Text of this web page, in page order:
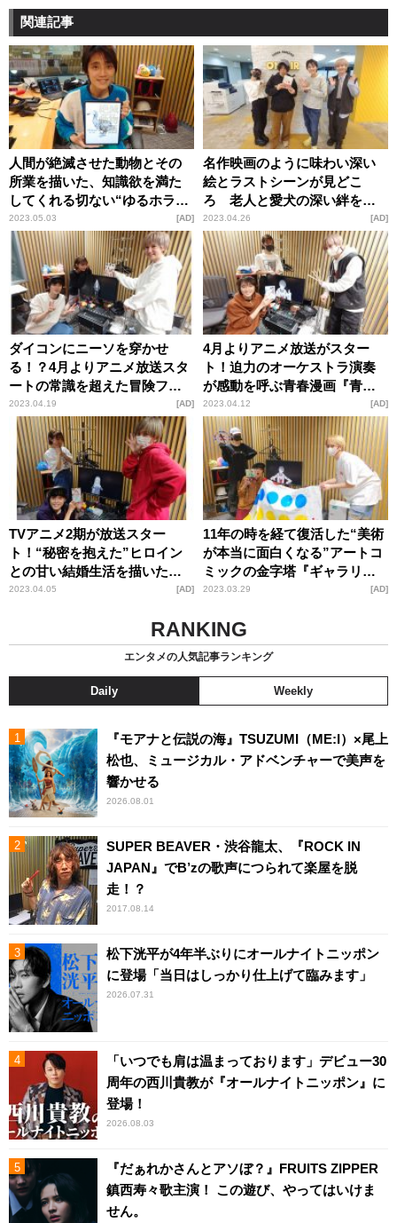
関連記事
人間が絶滅させた動物とその
所業を描いた、知識欲を満た
してくれる切ない“ゆるホラ
ー”『絶滅動物物語』の魅力
2023.05.03 AD
名作映画のように味わい深い
絵とラストシーンが見どこ
ろ 老人と愛犬の深い絆を描
く感動の終活譚『もものこ
と 愛犬と老人の最期の
日々』の魅力
2023.04.26 AD
ダイコンにニーソを穿かせ
る！？4月よりアニメ放送スタ
ートの常識を超えた冒険ファ
ンタジー『勇者が死んだ！』
の魅力
2023.04.19 AD
4月よりアニメ放送がスター
ト！迫力のオーケストラ演奏
が感動を呼ぶ青春漫画『青の
オーケストラ』の魅力
2023.04.12 AD
TVアニメ2期が放送スター
ト！“秘密を抱えた”ヒロイン
との甘い結婚生活を描いた、
愛と幸せの夫婦コメディ『ト
2023.04.05 AD
11年の時を経て復活した“美術
が本当に面白くなる”アートコ
ミックの金字塔『ギャラリー
フェイク』の魅力
2023.03.29 AD
RANKING
エンタメの人気記事ランキング
Daily Weekly
『モアナと伝説の海』TSUZUMI（ME:I）×尾上
松也、ミュージカル・アドベンチャーで美声を
響かせる
2026.08.01
SUPER BEAVER・渋谷龍太、『ROCK IN
JAPAN』でB’zの歌声につられて楽屋を脱
走！？
2017.08.14
松下洸平が4年半ぶりにオールナイトニッポン
に登場「当日はしっかり仕上げて臨みます」
2026.07.31
「いつでも肩は温まっております」デビュー30
周年の西川貴教が『オールナイトニッポン』に
登場！
2026.08.03
『だぁれかさんとアソぼ？』FRUITS ZIPPER
鎮西寿々歌主演！ この遊び、やってはいけま
せん。